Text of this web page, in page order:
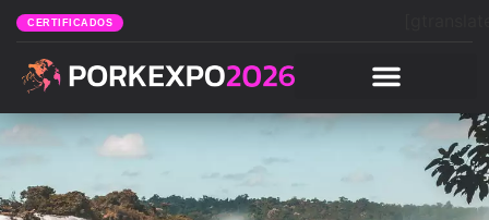
CERTIFICADOS